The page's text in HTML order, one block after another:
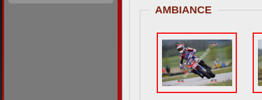
AMBIANCE